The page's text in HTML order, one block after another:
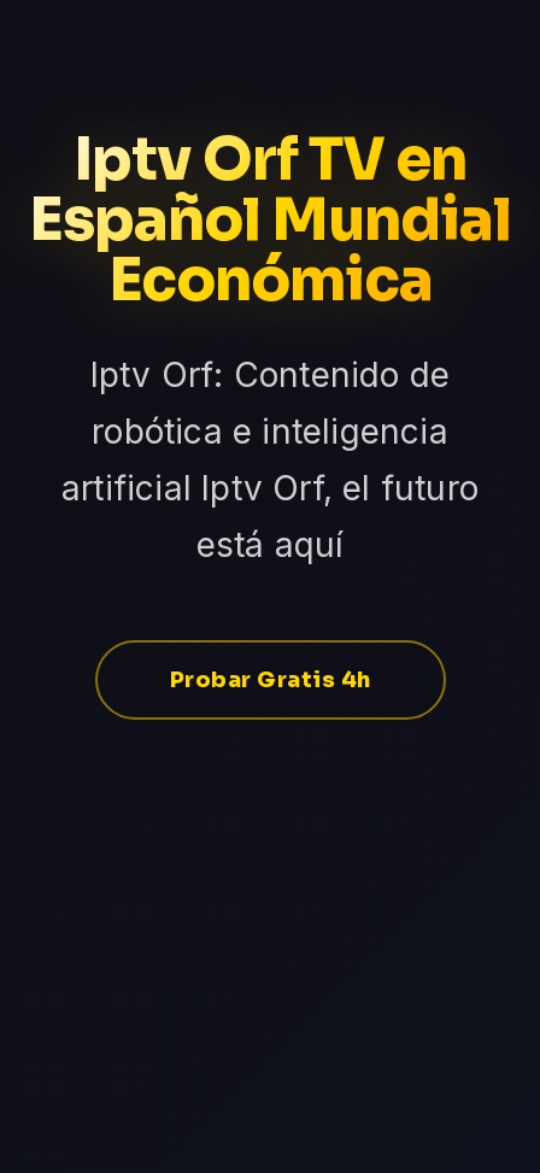
Iptv Orf TV en
Español Mundial
Económica
Iptv Orf: Contenido de
robótica e inteligencia
artificial Iptv Orf, el futuro
está aquí
Probar Gratis 4h